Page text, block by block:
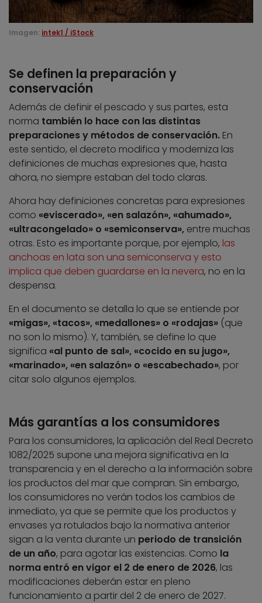
Imagen: intek1 / iStock
Se definen la preparación y
conservación
Además de definir el pescado y sus partes, esta
norma también lo hace con las distintas
preparaciones y métodos de conservación. En
este sentido, el decreto modifica y moderniza las
definiciones de muchas expresiones que, hasta
ahora, no siempre estaban del todo claras.
Ahora hay definiciones concretas para expresiones
como «eviscerado», «en salazón», «ahumado»,
«ultracongelado» o «semiconserva», entre muchas
otras. Esto es importante porque, por ejemplo, las
anchoas en lata son una semiconserva y esto
implica que deben guardarse en la nevera, no en la
despensa.
En el documento se detalla lo que se entiende por
«migas», «tacos», «medallones» o «rodajas» (que
no son lo mismo). Y, también, se define lo que
significa «al punto de sal», «cocido en su jugo»,
«marinado», «en salazón» o «escabechado», por
citar solo algunos ejemplos.
Más garantías a los consumidores
Para los consumidores, la aplicación del Real Decreto
1082/2025 supone una mejora significativa en la
transparencia y en el derecho a la información sobre
los productos del mar que compran. Sin embargo,
los consumidores no verán todos los cambios de
inmediato, ya que se permite que los productos y
envases ya rotulados bajo la normativa anterior
sigan a la venta durante un periodo de transición
de un año, para agotar las existencias. Como la
norma entró en vigor el 2 de enero de 2026, las
modificaciones deberán estar en pleno
funcionamiento a partir del 2 de enero de 2027.